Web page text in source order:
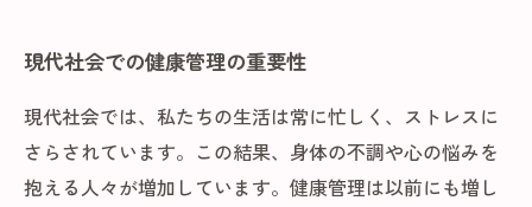
現代社会での健康管理の重要性
現代社会では、私たちの生活は常に忙しく、ストレスに
さらされています。この結果、身体の不調や心の悩みを
抱える人々が増加しています。健康管理は以前にも増し